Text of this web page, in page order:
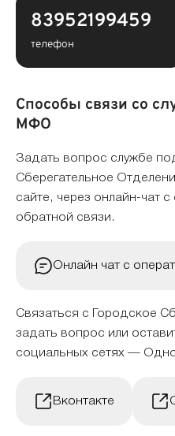
83952199459
телефон
Способы связи со
МФО
Задать вопрос службе
Сберегательное
сайте, через онлайн-чат
обратной связи.
Онлайн чат с
Связаться с Городское
задать вопрос или
социальных сетях —
Вконтакте